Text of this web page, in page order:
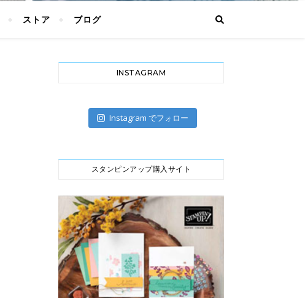
ストア ブログ
INSTAGRAM
Instagram でフォロー
スタンピンアップ購入サイト